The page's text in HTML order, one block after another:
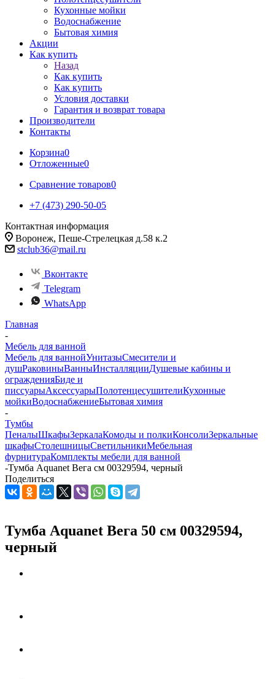
Кухонные мойки
Водоснабжение
Бытовая химия
Акции
Как купить
Назад
Как купить
Как купить
Условия доставки
Гарантия и возврат товара
Производители
Контакты
Корзина0
Отложенные0
Сравнение товаров0
+7 (473) 290-50-05
Контактная информация
Воронеж, Пеше-Стрелецкая д.58 к.2
stclub36@mail.ru
Вконтакте
Telegram
WhatsApp
Главная
-
Мебель для ванной
Мебель для ваннойУнитазыСмесители и
душРаковиныВанныИнсталляцииДушевые кабины и
огражденияБиде и
писсуарыАксессуарыПолотенцесушителиКухонные
мойкиВодоснабжениеБытовая химия
-
Тумбы
ПеналыШкафыЗеркалаКомоды и полкиКонсолиЗеркальные
шкафыСтолешницыСветильникиМебельная
фурнитураКомплекты мебели для ванной
-Тумба Aquanet Вега см 00329594, черный
Поделиться
Тумба Aquanet Вега 50 см 00329594,
черный